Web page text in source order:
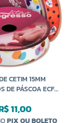
CETIM 15MM
DE PÁSCOA ECF
11,00
PIX OU BOLETO